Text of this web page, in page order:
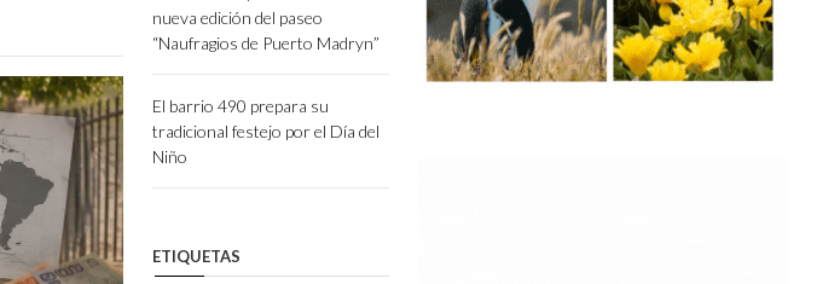
nueva edición del paseo
“Naufragios de Puerto Madryn”
El barrio 490 prepara su
tradicional festejo por el Día del
Niño
ETIQUETAS